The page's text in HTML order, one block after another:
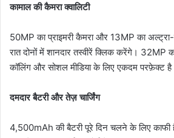
कामाल की कैमरा क्वालिटी
50MP का प्राइमरी कैमरा और 13MP का
रात दोनों में शानदार तस्वीरें क्लिक करेंगे। 32MP
कॉलिंग और सोशल मीडिया के लिए एकदम परफ़ेक्ट
दमदार बैटरी और तेज़ चार्जिंग
4,500mAh की बैटरी पूरे दिन चलने के लिए